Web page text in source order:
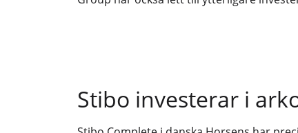
Stibo investerar i